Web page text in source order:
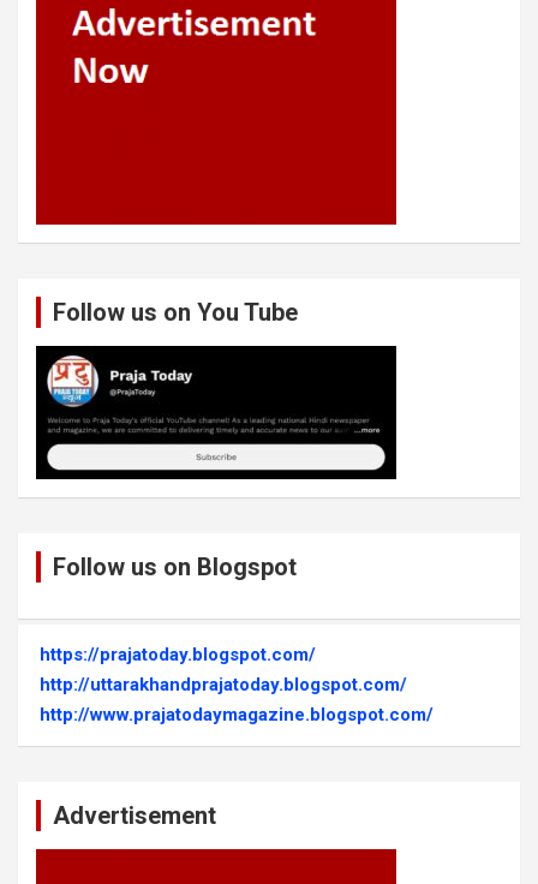
Follow us on You Tube
Follow us on Blogspot
https://prajatoday.blogspot.com/
http://uttarakhandprajatoday.blogspot.com/
http://www.prajatodaymagazine.blogspot.com/
Advertisement